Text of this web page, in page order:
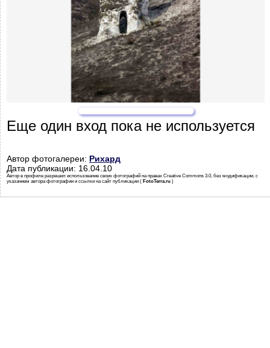
Еще один вход пока не используется
Автор фотогалереи: Рихард
Дата публикации: 16.04.10
Автор в профиле разрешил использование своих фотографий на правах Creative Commons 3.0, без модификации, с
указанием автора фотографии и ссылки на сайт публикации ( FotoTerra.ru )